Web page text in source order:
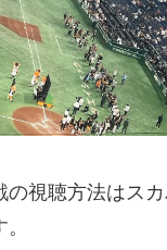
の視聴方法はス